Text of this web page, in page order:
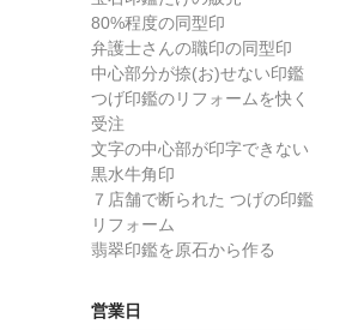
80%程度の同型印
弁護士さんの職印の同型印
中心部分が捺(お)せない印鑑
つげ印鑑のリフォームを快く
受注
文字の中心部が印字できない
黒水牛角印
７店舗で断られた つげの印鑑
リフォーム
翡翠印鑑を原石から作る
営業日